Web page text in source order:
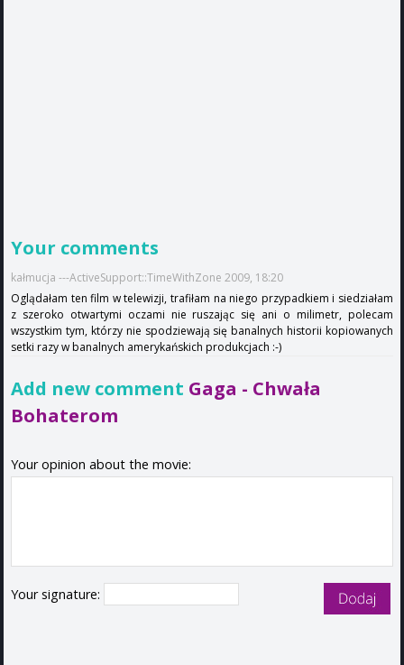
Your comments
kałmucja ---ActiveSupport::TimeWithZone 2009, 18:20
Oglądałam ten film w telewizji, trafiłam na niego przypadkiem i siedziałam
z szeroko otwartymi oczami nie ruszając się ani o milimetr, polecam
wszystkim tym, którzy nie spodziewają się banalnych historii kopiowanych
setki razy w banalnych amerykańskich produkcjach :-)
Add new comment Gaga - Chwała
Bohaterom
Your opinion about the movie:
Your signature: